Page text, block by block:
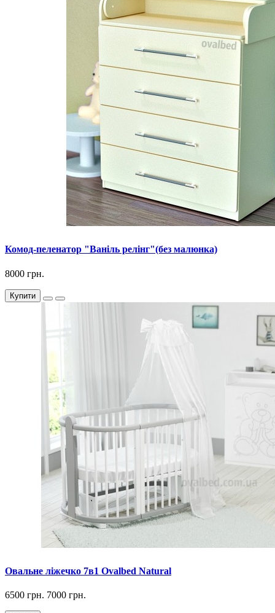
Комод-пеленатор "Ваніль релінг"(без малюнка)
8000 грн.
Купити
Овальне ліжечко 7в1 Ovalbed Natural
6500 грн. 7000 грн.